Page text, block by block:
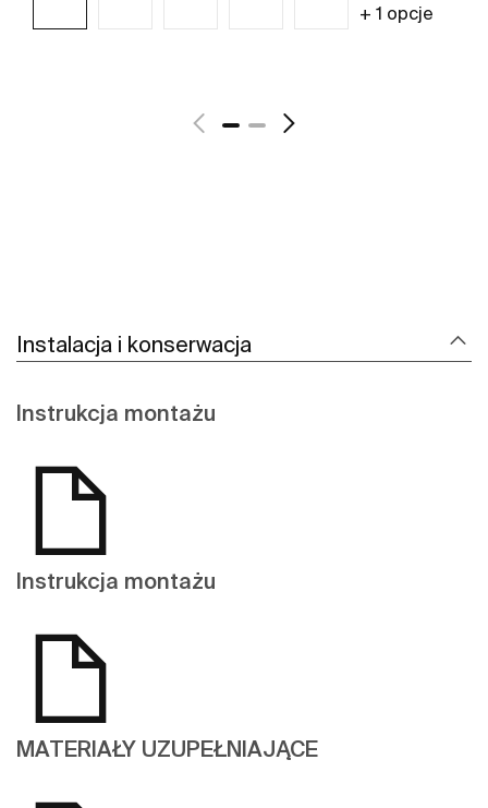
+ 1 opcje
Instalacja i konserwacja
Instrukcja montażu
Instrukcja montażu
MATERIAŁY UZUPEŁNIAJĄCE